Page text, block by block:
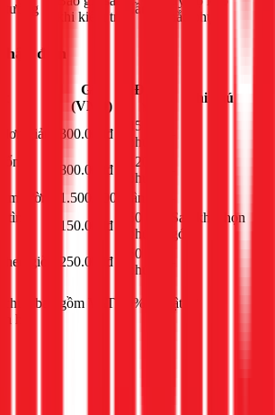
tường
khi kiểm tra
lần
khắc phục
điện
Giá
(VNĐ)
Đơn
Ghi chú
giản 300.000đ
45
phút
800.000đ
120
phút
tường
1.500.000đ lần
tìm
150.000đ
60
phút
Sau khi chọn
gói
giờ
250.000đ
60
phút
chưa bao gồm VAT 10% và vật tư
hệ